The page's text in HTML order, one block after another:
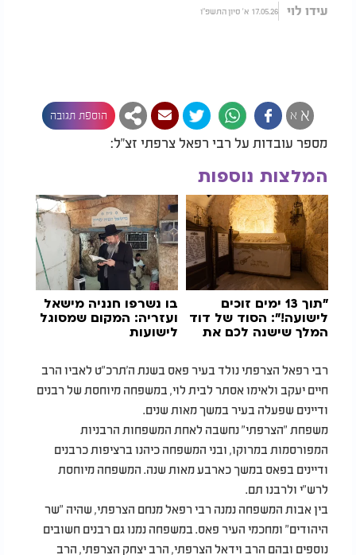
עידו לוי 17.05.26 א' סיון התשפ"ו
א א הוספת תגובה
מספר עובדות על רבי רפאל צרפתי זצ"ל:
המלצות נוספות
"תוך 13 ימים זוכים
לישועה!": הסוד של דוד
המלך שישנה לכם את
בו נשרפו חנניה מישאל
ועזריה: המקום שמסוגל
לישועות
רבי רפאל הצרפתי נולד בעיר פאס בשנת ה'תרכ"ט לאביו הרב
חיים יעקב ולאימו אסתר לבית לוי, במשפחה מיוחסת של רבנים
ודיינים שפעלה בעיר במשך מאות שנים.
משפחת "הצרפתי" נחשבה לאחת המשפחות הרבניות
המפורסמות במרוקו, ובני המשפחה כיהנו ברציפות כרבנים
ודיינים בפאס במשך כארבע מאות שנה. המשפחה מיוחסת
לרש"י ולרבנו תם.
בין אבות המשפחה נמנה רבי רפאל מנחם הצרפתי, שהיה "שר
היהודים" ומחכמי העיר פאס. במשפחה נמנו גם רבנים חשובים
נוספים ובהם הרב וידאל הצרפתי, הרב יצחק הצרפתי, הרב